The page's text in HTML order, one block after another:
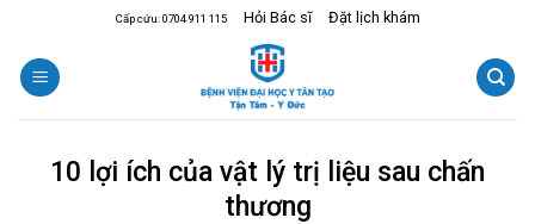
content
Cấp cứu: 0704 911 115 Hỏi Bác sĩ Đặt lịch khám
10 lợi ích của vật lý trị liệu sau chấn
thương